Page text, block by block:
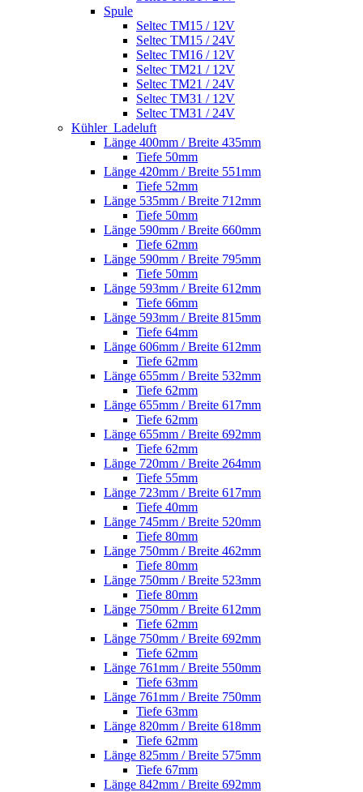
Spule
Seltec TM15 / 12V
Seltec TM15 / 24V
Seltec TM16 / 12V
Seltec TM21 / 12V
Seltec TM21 / 24V
Seltec TM31 / 12V
Seltec TM31 / 24V
Kühler_Ladeluft
Länge 400mm / Breite 435mm
Tiefe 50mm
Länge 420mm / Breite 551mm
Tiefe 52mm
Länge 535mm / Breite 712mm
Tiefe 50mm
Länge 590mm / Breite 660mm
Tiefe 62mm
Länge 590mm / Breite 795mm
Tiefe 50mm
Länge 593mm / Breite 612mm
Tiefe 66mm
Länge 593mm / Breite 815mm
Tiefe 64mm
Länge 606mm / Breite 612mm
Tiefe 62mm
Länge 655mm / Breite 532mm
Tiefe 62mm
Länge 655mm / Breite 617mm
Tiefe 62mm
Länge 655mm / Breite 692mm
Tiefe 62mm
Länge 720mm / Breite 264mm
Tiefe 55mm
Länge 723mm / Breite 617mm
Tiefe 40mm
Länge 745mm / Breite 520mm
Tiefe 80mm
Länge 750mm / Breite 462mm
Tiefe 80mm
Länge 750mm / Breite 523mm
Tiefe 80mm
Länge 750mm / Breite 612mm
Tiefe 62mm
Länge 750mm / Breite 692mm
Tiefe 62mm
Länge 761mm / Breite 550mm
Tiefe 63mm
Länge 761mm / Breite 750mm
Tiefe 63mm
Länge 820mm / Breite 618mm
Tiefe 62mm
Länge 825mm / Breite 575mm
Tiefe 67mm
Länge 842mm / Breite 692mm